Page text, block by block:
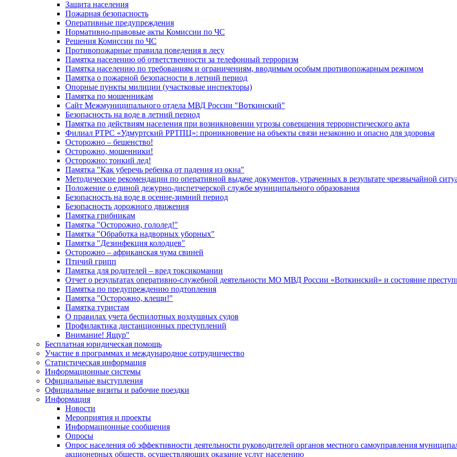
Защита населения
Пожарная безопасность
Оперативные предупреждения
Нормативно-правовые акты Комиссии по ЧС
Решения Комиссии по ЧС
Противопожарные правила поведения в лесу
Памятка населению об ответственности за телефонный терроризм
Памятка населению по требованиям и ограничениям, вводимым особым противопожарным режимом
Памятка о пожарной безопасности в летний период
Опорные пункты милиции (участковые инспекторы)
Памятка по мошенникам
Сайт Межмуниципального отдела МВД России "Воткинский"
Безопасность на воде в летний период
Памятка по действиям населения при возникновении угрозы совершения террористического акта
Филиал РТРС «Удмуртский РРТПЦ»: проникновение на объекты связи незаконно и опасно для здоровья
Осторожно – бешенство!
Осторожно, мошенники!
Осторожно: тонкий лед!
Памятка "Как уберечь ребенка от падения из окна"
Методические рекомендации по оперативной выдаче документов, утраченных в результате чрезвычайной
Положение о единой дежурно-диспетчерской службе муниципального образования
Безопасность на воде в осенне-зимний период
Безопасность дорожного движения
Памятка грибникам
Памятка "Осторожно, гололед!"
Памятка "Обработка надворных уборных"
Памятка "Дезинфекция колодцев"
Осторожно – африканская чума свиней
Птичий грипп
Памятка для родителей – вред токсикомании
Отчет о результатах оперативно-служебной деятельности МО МВД России «Воткинский» и состояние
Памятка по предупреждению подтопления
Памятка "Осторожно, клещи!"
Памятка туристам
О правилах учета беспилотных воздушных судов
Профилактика дистанционных преступлений
Внимание! Ящур"
Бесплатная юридическая помощь
Участие в программах и международное сотрудничество
Статистическая информация
Информационные системы
Официальные выступления
Официальные визиты и рабочие поездки
Информация
Новости
Мероприятия и проекты
Информационные сообщения
Опросы
Опрос населения об эффективности деятельности руководителей органов местного самоуправления
акционерных обществ, осуществляющих оказание услуг населению